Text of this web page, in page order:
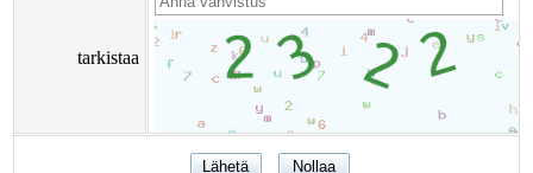
tarkistaa